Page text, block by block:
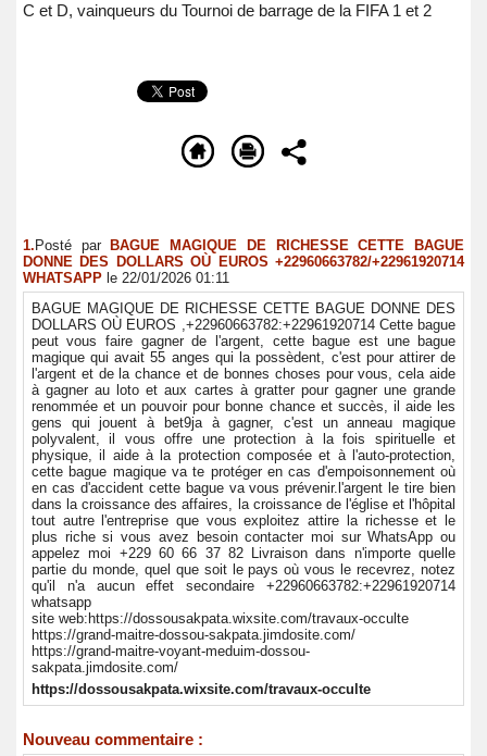
C et D, vainqueurs du Tournoi de barrage de la FIFA 1 et 2
1. Posté par
BAGUE MAGIQUE DE RICHESSE CETTE BAGUE
DONNE DES DOLLARS OÙ EUROS +22960663782/+22961920714
WHATSAPP le 22/01/2026 01:11
BAGUE MAGIQUE DE RICHESSE CETTE BAGUE DONNE DES
DOLLARS OÙ EUROS ,+22960663782:+22961920714 Cette bague
peut vous faire gagner de l'argent, cette bague est une bague
magique qui avait 55 anges qui la possèdent, c'est pour attirer de
l'argent et de la chance et de bonnes choses pour vous, cela aide
à gagner au loto et aux cartes à gratter pour gagner une grande
renommée et un pouvoir pour bonne chance et succès, il aide les
gens qui jouent à bet9ja à gagner, c'est un anneau magique
polyvalent, il vous offre une protection à la fois spirituelle et
physique, il aide à la protection composée et à l'auto-protection,
cette bague magique va te protéger en cas d'empoisonnement où
en cas d'accident cette bague va vous prévenir.l'argent le tire bien
dans la croissance des affaires, la croissance de l'église et l'hôpital
tout autre l'entreprise que vous exploitez attire la richesse et le
plus riche si vous avez besoin contacter moi sur WhatsApp ou
appelez moi +229 60 66 37 82 Livraison dans n'importe quelle
partie du monde, quel que soit le pays où vous le recevrez, notez
qu'il n'a aucun effet secondaire +22960663782:+22961920714
whatsapp
site web:https://dossousakpata.wixsite.com/travaux-occulte
https://grand-maitre-dossou-sakpata.jimdosite.com/
https://grand-maitre-voyant-meduim-dossou-
sakpata.jimdosite.com/
https://dossousakpata.wixsite.com/travaux-occulte
Nouveau commentaire :